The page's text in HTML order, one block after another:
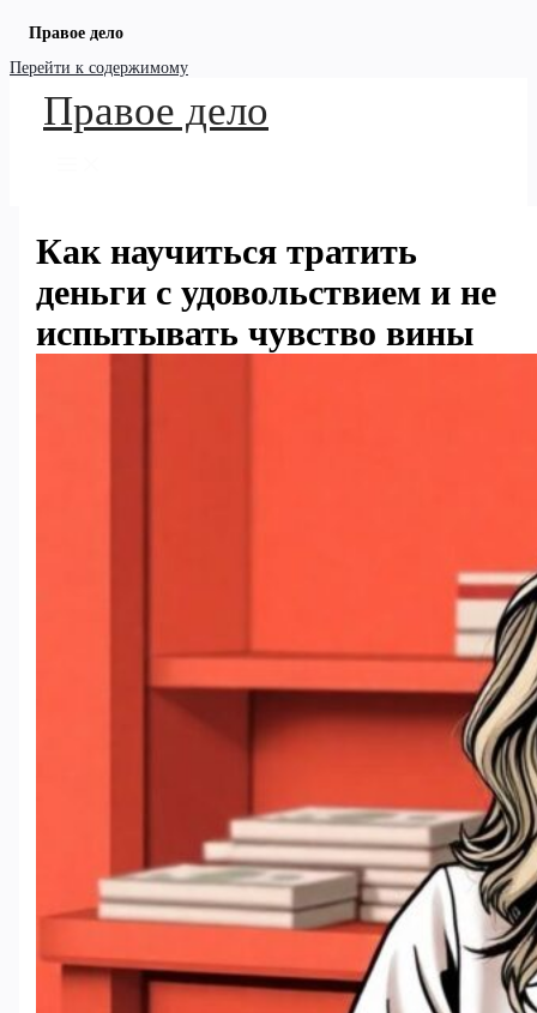
Правое дело
Перейти к содержимому
Правое дело
Как научиться тратить
деньги с удовольствием и не
испытывать чувство вины